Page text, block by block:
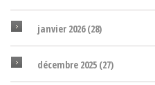
janvier 2026(28)
décembre 2025 (27)